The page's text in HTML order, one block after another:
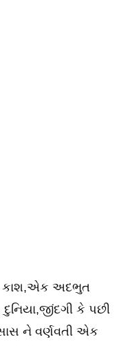
અદભુત
કે પછી
ને વર્ણવતી એક